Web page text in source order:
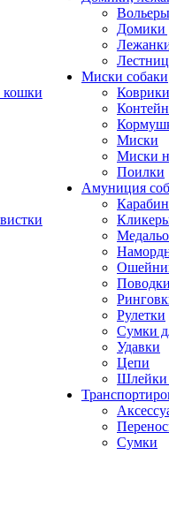
кошки
Домики
Миски собаки
Миски
Миски
Поилки
Амуниция
Рулетки
Сумки
Удавки
Цепи
Шлейки
Сумки